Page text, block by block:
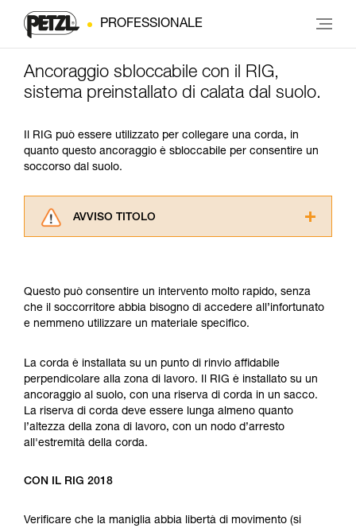
PROFESSIONALE
Ancoraggio sbloccabile con il RIG,
sistema preinstallato di calata dal suolo.
Il RIG può essere utilizzato per collegare una corda, in
quanto questo ancoraggio è sbloccabile per consentire un
soccorso dal suolo.
AVVISO TITOLO
informazioni dell’istruzione tecnica per poter
capire queste ulteriori informazioni.
La padronanza di queste tecniche richiede una
Verificate con un professionista la vostra
capacità di rifare la manovra, da soli, in piena
sicurezza, prima di riprodurla autonomamente.
Forniamo esempi di tecniche relative alla vostra
attività. Ne possono esistere altre che non
vengono qui descritte.
Questo può consentire un intervento molto rapido, senza
che il soccorritore abbia bisogno di accedere all’infortunato
e nemmeno utilizzare un materiale specifico.
La corda è installata su un punto di rinvio affidabile
perpendicolare alla zona di lavoro. Il RIG è installato su un
ancoraggio al suolo, con una riserva di corda in un sacco.
La riserva di corda deve essere lunga almeno quanto
l’altezza della zona di lavoro, con un nodo d’arresto
all'estremità della corda.
CON IL RIG 2018
Verificare che la maniglia abbia libertà di movimento (si